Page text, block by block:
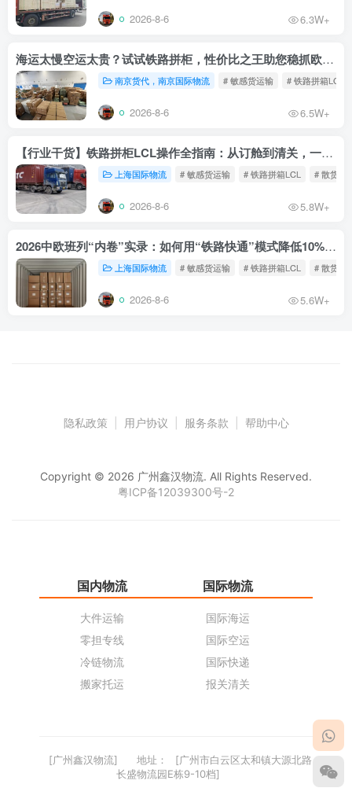
2026-8-6 6.3W+
海运太慢空运太贵？试试铁路拼柜，性价比之王助您稳抓欧洲市场
南京货代，南京国际物流 # 敏感货运输 # 铁路拼箱LCL
2026-8-6 6.5W+
【行业干货】铁路拼柜LCL操作全指南：从订舱到清关，一文读懂
上海国际物流 # 敏感货运输 # 铁路拼箱LCL # 散货铁
2026-8-6 5.8W+
2026中欧班列“内卷”实录：如何用“铁路快通”模式降低10%物流成本？
上海国际物流 # 敏感货运输 # 铁路拼箱LCL # 散货铁
2026-8-6 5.6W+
隐私政策 用户协议 服务条款 帮助中心
Copyright © 2026 广州鑫汉物流. All Rights Reserved.
粤ICP备12039300号-2
国内物流
大件运输
零担专线
冷链物流
搬家托运
国际物流
国际海运
国际空运
国际快递
报关清关
[广州鑫汉物流] 地址：
[广州市白云区太和镇大源北路
长盛物流园E栋9-10档]